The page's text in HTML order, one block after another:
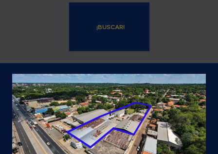
¡BUSCAR!